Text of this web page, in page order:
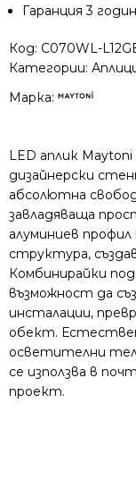
Гаранция 3
Код: C070WL-
Категории:
Марка:
LED аплик
дизайнерски
абсолютна
завладяваща
алуминиев
структура,
Комбинирайки
възможност да
инсталации,
обект.
осветителни
се използва в
проект.